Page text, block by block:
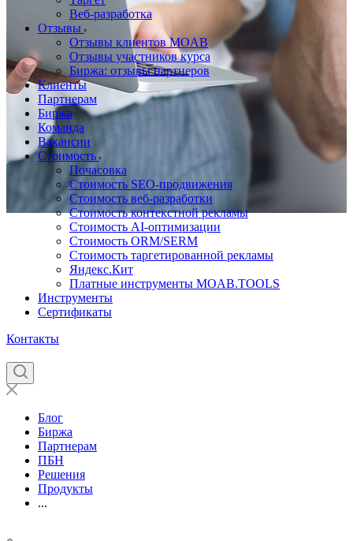
Веб-разработка
Отзывы
Отзывы клиентов MOAB
Отзывы участников курса
Биржа: отзывы партнеров
Клиенты
Партнерам
Биржа
Команда
Вакансии
Стоимость
Почасовка
Стоимость SEO-продвижения
Стоимость веб-разработки
Стоимость контекстной рекламы
Стоимость AI-оптимизации
Стоимость ORM/SERM
Стоимость таргетированной рекламы
Яндекс.Кит
Платные инструменты MOAB.TOOLS
Инструменты
Сертификаты
Контакты
Блог
Биржа
Партнерам
ПБН
Решения
Продукты
...